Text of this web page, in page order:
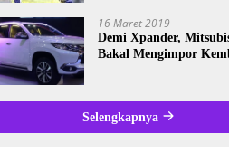
Kalsel
16 Maret 2019
Demi Xpander,
Bakal Mengimpor
Selengkapnya